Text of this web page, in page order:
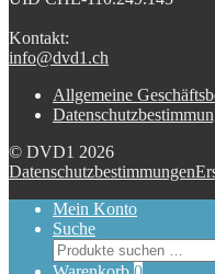
Kontakt:
info@dvd1.ch
Allgemeine
© DVD1 2026
Datenschutzbestimmungen
Mein Konto
Suche
Suchen
nach: